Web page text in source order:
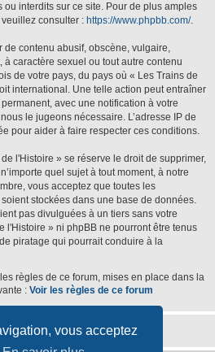
vous acceptez
interdits sur ce site. Pour de plus amples
consulter : https://www.phpbb.com/.
de contenu abusif, obscène, vulgaire,
caractère sexuel ou tout autre contenu
de votre pays, du pays où « Les Trains de
international. Une telle action peut entraîner
avec une notification à votre
le jugeons nécessaire. L’adresse IP de
pour aider à faire respecter ces conditions.
l'Histoire » se réserve le droit de supprimer,
quel sujet à tout moment, à notre
vous acceptez que toutes les
stockées dans une base de données.
pas divulguées à un tiers sans votre
l'Histoire » ni phpBB ne pourront être tenus
piratage qui pourrait conduire à la
règles de ce forum, mises en place dans la
: Voir les règles de ce forum